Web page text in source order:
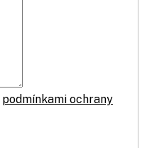
podmínkami ochrany